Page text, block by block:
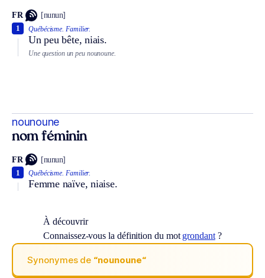
FR [nunun]
Québécisme. Familier.
Un peu bête, niais.
1
Une question un peu nounoune.
nounoune
nom féminin
FR [nunun]
Québécisme. Familier.
Femme naïve, niaise.
1
À découvrir
Connaissez-vous la définition du mot grondant?
Synonymes de “nounoune“